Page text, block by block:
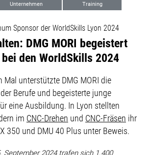
Unternehmen Training
Sponsor der WorldSkills Lyon 2024
DMG MORI begeistert
den WorldSkills 2024
Mal unterstützte DMG MORI die
Berufe und begeisterte junge
eine Ausbildung. In Lyon stellten
im CNC-Drehen und CNC-Fräsen ihr
350 und DMU 40 Plus unter Beweis.
September 2024 trafen sich 1.400